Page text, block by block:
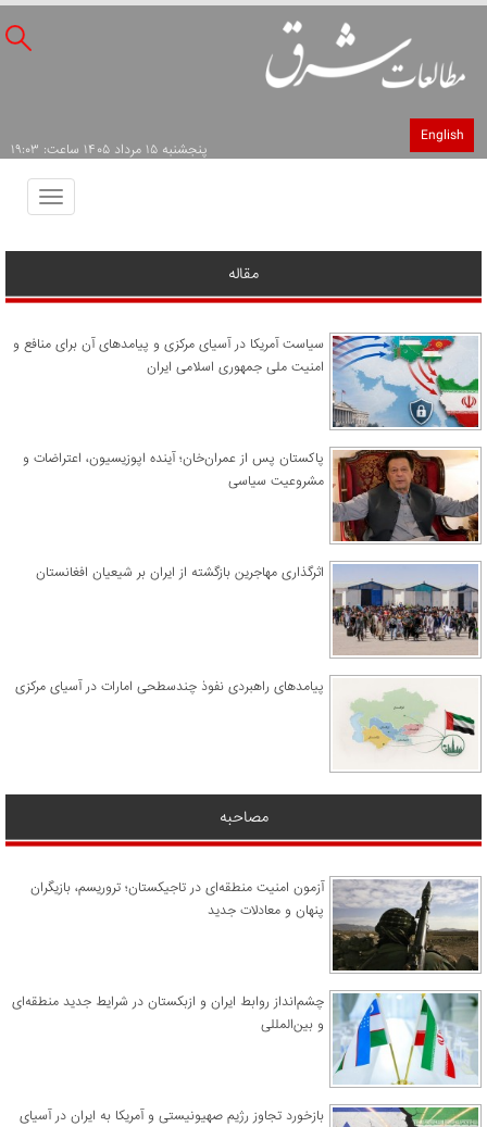
English
پنجشنبه ۱۵ مرداد ۱۴۰۵ ساعت: ۱۹:۰۳
Toggle
مقاله
سیاست آمریکا در آسیای مرکزی و پیامدهای آن برای منافع و
امنیت ملی جمهوری اسلامی ایران
پاکستان پس از عمران‌خان؛ آینده اپوزیسیون، اعتراضات و
مشروعیت سیاسی
اثرگذاری مهاجرین بازگشته از ایران بر شیعیان افغانستان
پیامدهای راهبردی نفوذ چندسطحی امارات در آسیای مرکزی
مصاحبه
آزمون امنیت منطقه‌ای در تاجیکستان؛ تروریسم، بازیگران
پنهان و معادلات جدید
چشم‌انداز روابط ایران و ازبکستان در شرایط جدید منطقه‌ای
و بین‌المللی
​بازخورد تجاوز رژیم صهیونیستی و آمریکا به ایران در آسیای